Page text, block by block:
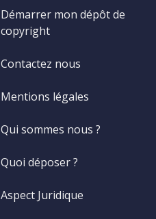
Démarrer mon dépôt de
copyright
Contactez nous
Mentions légales
Qui sommes nous ?
Quoi déposer ?
Aspect Juridique